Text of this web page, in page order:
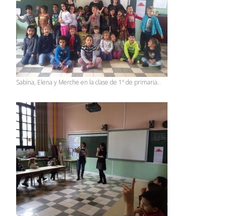
Sabina, Elena y Merche en la clase de 1º de primaria.